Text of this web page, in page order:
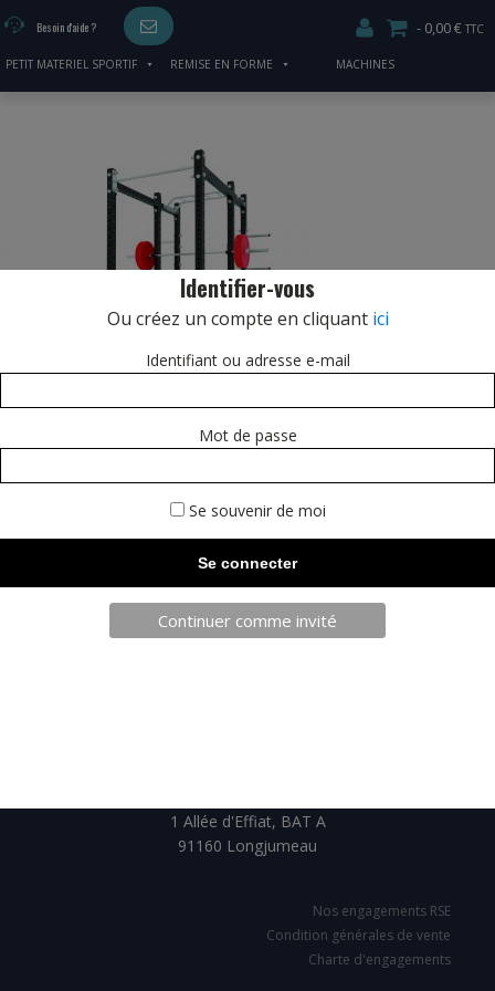
Besoin d'aide ? 0,00 €
PETIT MATERIEL SPORTIF REMISE EN FORME MACHINES
1 Allée d'Effiat, BAT A
91160 Longjumeau
Nos engagements RSE
Condition générales de vente
Charte d'engagements
Identifier-vous
Ou créez un compte en cliquant ici
Identifiant ou adresse e-mail
Mot de passe
Se souvenir de moi
Continuer comme invité